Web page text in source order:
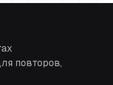
повторов,